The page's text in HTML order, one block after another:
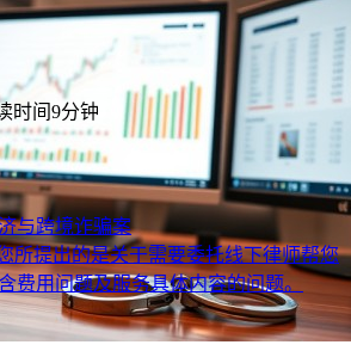
时间9分钟
与跨境诈骗案
所提出的是关于需要委托线下律师帮您
费用问题及服务具体内容的问题。